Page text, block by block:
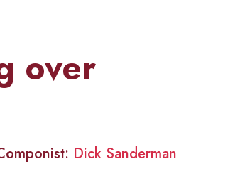
over
Dick Sanderman